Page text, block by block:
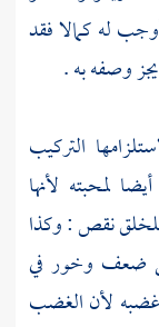
له كمالا فقد
وصفه به .
التركيب
لمحبته لأنها
نقص : وكذا
ضعف وخور في
غضبه لأن الغضب